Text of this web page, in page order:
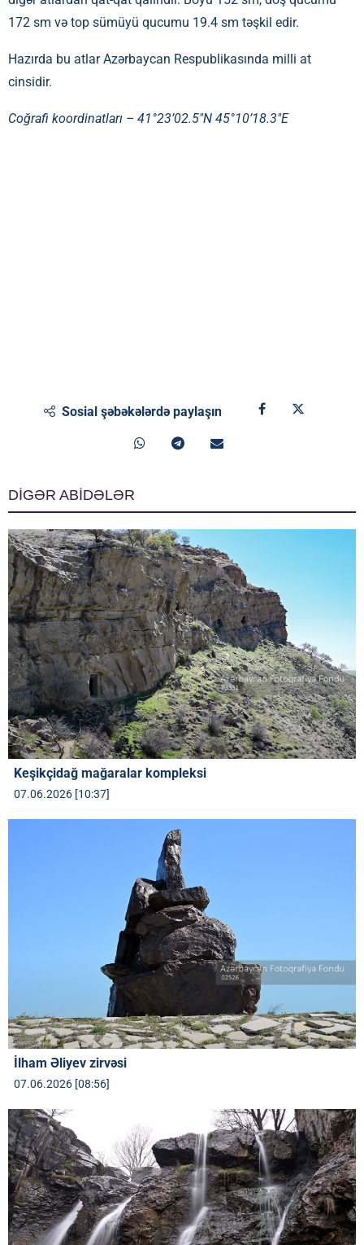
172 sm və top sümüyü qucumu 19.4 sm təşkil edir.
Hazırda bu atlar Azərbaycan Respublikasında milli at
cinsidir.
Coğrafi koordinatları – 41°23’02.5″N 45°10’18.3″E
Sosial şəbəkələrdə paylaşın
DİGƏR ABİDƏLƏR
Keşikçidağ mağaralar kompleksi
07.06.2026 [10:37]
İlham Əliyev zirvəsi
07.06.2026 [08:56]